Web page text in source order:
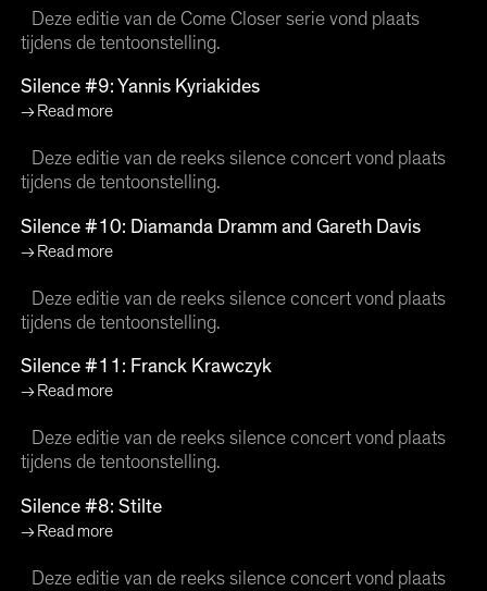
Deze editie van de Come Closer serie vond plaats
tijdens de tentoonstelling.
Silence #9: Yannis Kyriakides
Read more
Deze editie van de reeks silence concert vond plaats
tijdens de tentoonstelling.
Silence #10: Diamanda Dramm and Gareth Davis
Read more
Deze editie van de reeks silence concert vond plaats
tijdens de tentoonstelling.
Silence #11: Franck Krawczyk
Read more
Deze editie van de reeks silence concert vond plaats
tijdens de tentoonstelling.
Silence #8: Stilte
Read more
Deze editie van de reeks silence concert vond plaats